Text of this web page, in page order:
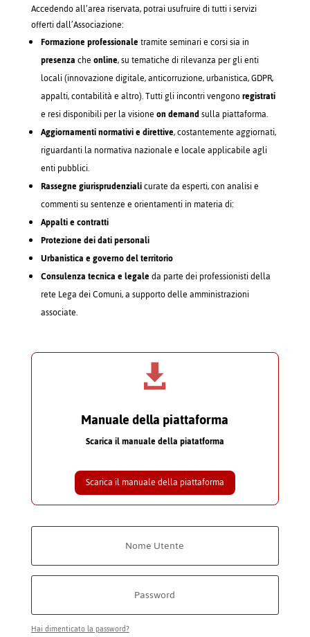
Accedendo all’area riservata, potrai usufruire di tutti i servizi
offerti dall’Associazione:
Formazione professionaletramite seminari e corsi sia in
presenzacheonline, su tematiche di rilevanza per gli enti
locali (innovazione digitale, anticorruzione, urbanistica, GDPR,
appalti, contabilità e altro). Tutti gli incontri vengonoregistrati
e resi disponibili per la visioneon demandsulla piattaforma.
Aggiornamenti normativi e direttive, costantemente aggiornati,
riguardanti la normativa nazionale e locale applicabile agli
enti pubblici.
Rassegne giurisprudenzialicurate da esperti, con analisi e
commenti su sentenze e orientamenti in materia di:
Appalti e contratti
Protezione dei dati personali
Urbanistica e governo del territorio
Consulenza tecnica e legaleda parte dei professionisti della
rete Lega dei Comuni, a supporto delle amministrazioni
associate.

Manuale della piattaforma
Scarica il manuale della piatatforma
Scarica il manuale della piattaforma
Hai dimenticato la password?